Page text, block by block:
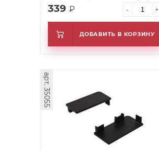
339 ₽ - +
ДОБАВИТЬ В КОРЗИНУ
арт. 35055